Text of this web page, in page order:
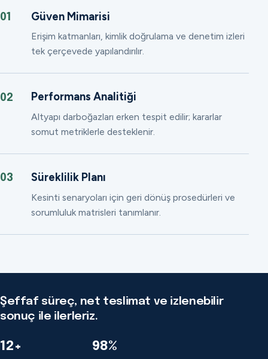
01 Güven Mimarisi
Erişim katmanları, kimlik doğrulama ve denetim izleri
tek çerçevede yapılandırılır.
02 Performans Analitiği
Altyapı darboğazları erken tespit edilir; kararlar
somut metriklerle desteklenir.
03 Süreklilik Planı
Kesinti senaryoları için geri dönüş prosedürleri ve
sorumluluk matrisleri tanımlanır.
Şeffaf süreç, net teslimat ve izlenebilir
sonuç ile ilerleriz.
12+ 98%